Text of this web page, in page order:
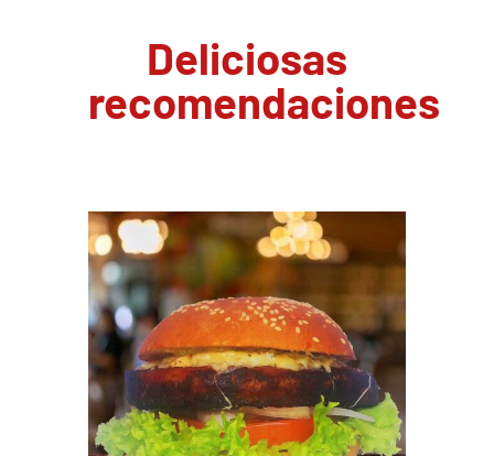
Deliciosas
recomendaciones
PEDIR AHORA
/
DETAILS